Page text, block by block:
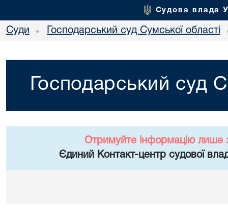
Судова влада
Суди • Господарський суд Сумської області
Господарський суд
Отримуйте інформацію лише
Єдиний Контакт-центр судової